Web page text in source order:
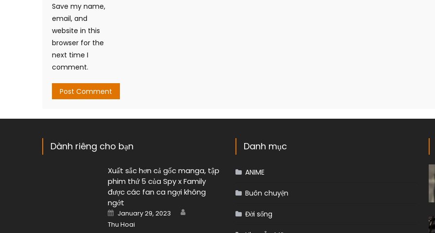
Save my name,
email, and
website in this
browser for the
next time I
comment.
Dành riêng cho bạn
Xuất sắc hơn cả gốc manga, tập
phim thứ 5 của Spy x Family
được các fan ca ngợi không
ngớt
Posted
on
January 29, 2023
Thu Hoai
Danh mục
ANIME
Buôn chuyện
Đời sống